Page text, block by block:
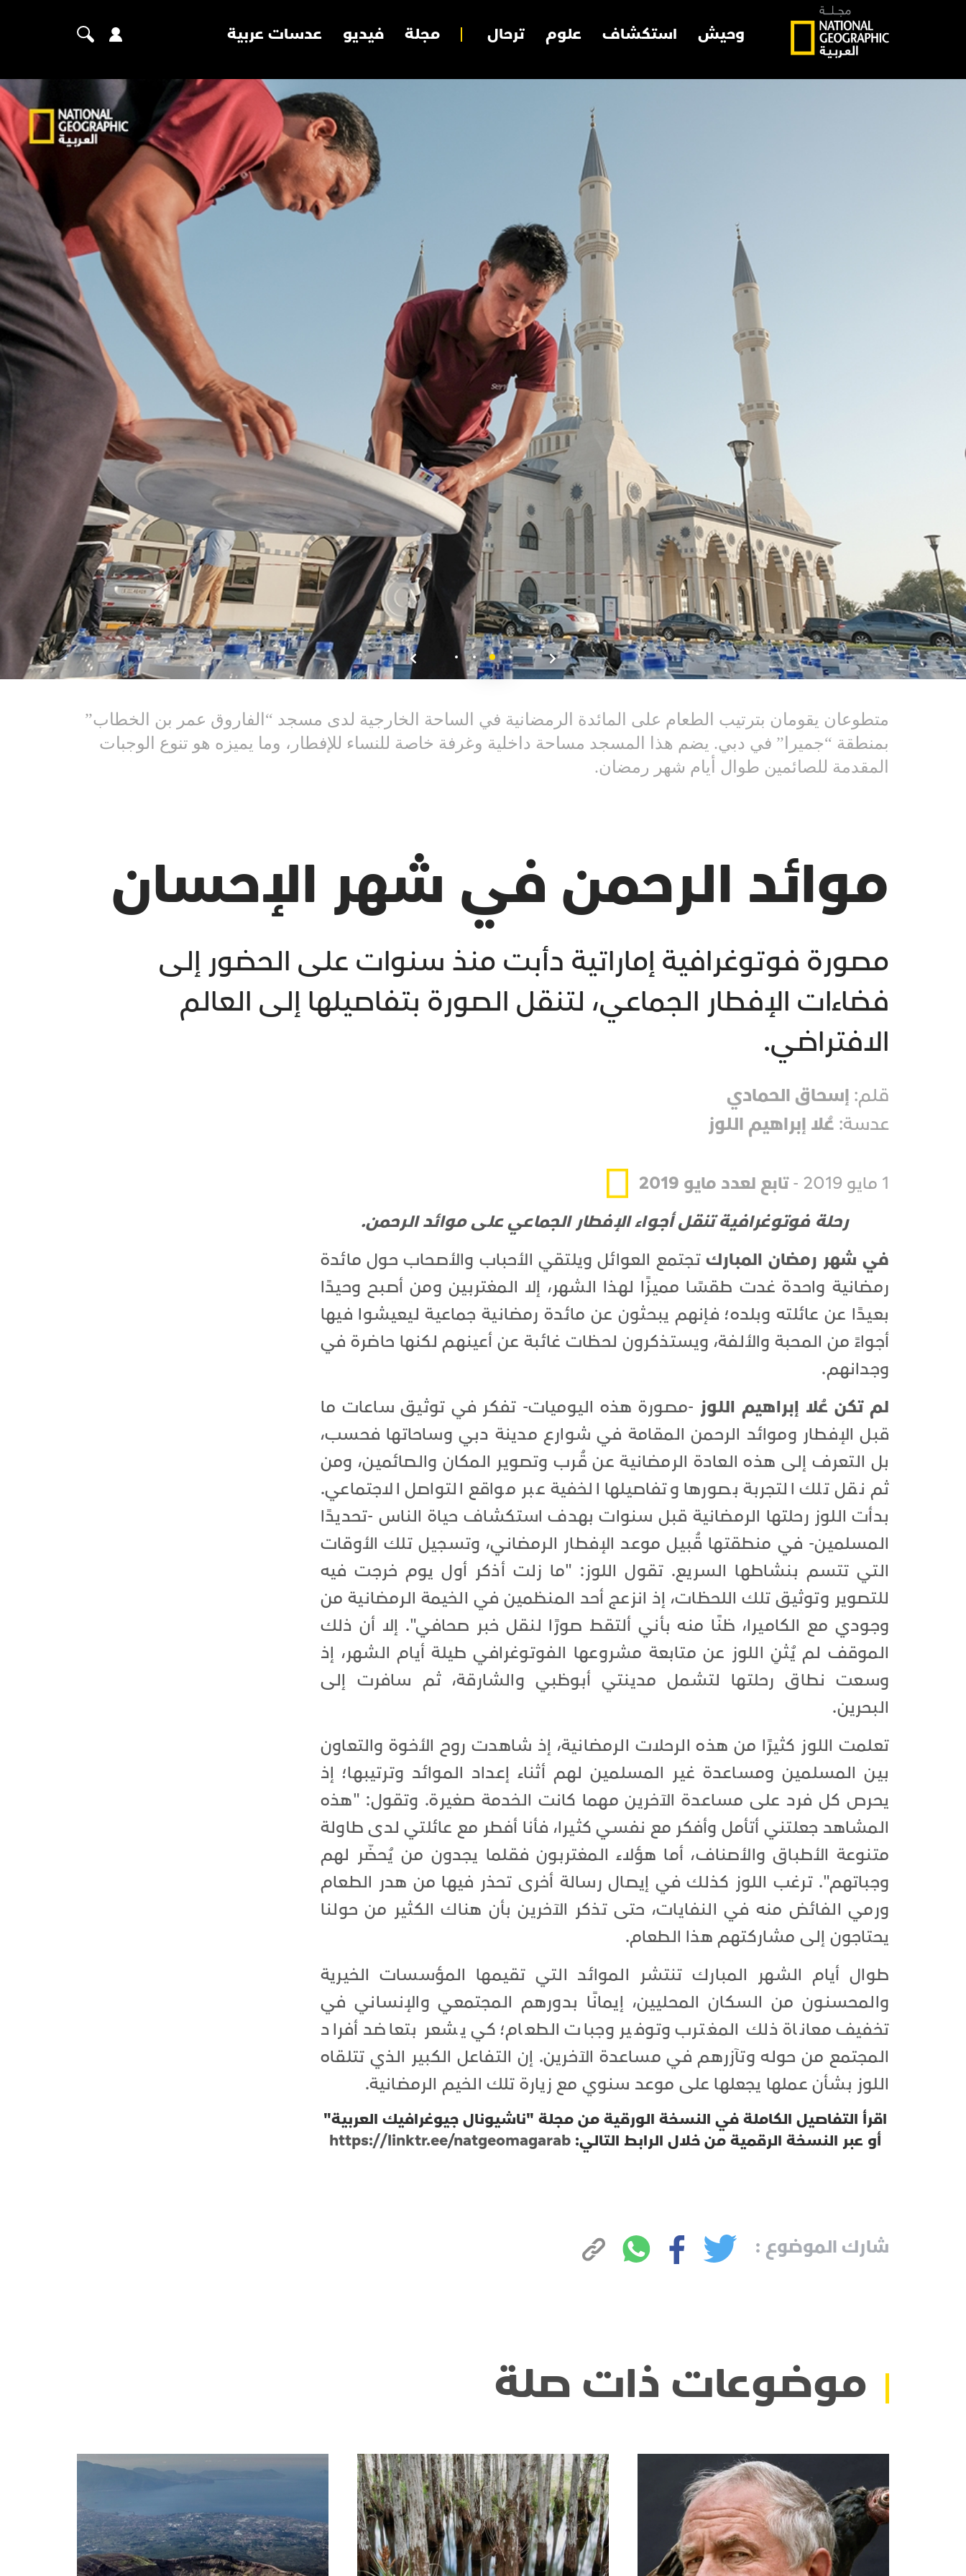
وحيش استكشاف علوم ترحال مجلة فيديو عدسات عربية
متطوعان يقومان بترتيب الطعام على المائدة الرمضانية في الساحة الخارجية لدى مسجد “الفاروق عمر بن الخطاب”
بمنطقة “جميرا” في دبي. يضم هذا المسجد مساحة داخلية وغرفة خاصة للنساء للإفطار، وما يميزه هو تنوع الوجبات
المقدمة للصائمين طوال أيام شهر رمضان.
موائد الرحمن في شهر الإحسان
مصورة فوتوغرافية إماراتية دأبت منذ سنوات على الحضور إلى
فضاءات الإفطار الجماعي، لتنقل الصورة بتفاصيلها إلى العالم
الافتراضي.
قلم: إسحاق الحمادي
عدسة: عُلا إبراهيم اللوز
1 مايو 2019 -
تابع لعدد مايو 2019
رحلة فوتوغرافية تنقل أجواء الإفطار الجماعي على موائد الرحمن.
في شهر رمضان المباركتجتمع العوائل ويلتقي الأحباب والأصحاب حول مائدة
رمضانية واحدة غدت طقسًا مميزًا لهذا الشهر، إلا المغتربين ومن أصبح وحيدًا
بعيدًا عن عائلته وبلده؛ فإنهم يبحثون عن مائدة رمضانية جماعية ليعيشوا فيها
أجواءً من المحبة والألفة، ويستذكرون لحظات غائبة عن أعينهم لكنها حاضرة في
وجدانهم.
لم تكن عُلا إبراهيم اللوز -مصورة هذه اليوميات- تفكر في توثيق ساعات ما
قبل الإفطار وموائد الرحمن المقامة في شوارع مدينة دبي وساحاتها فحسب،
بل التعرف إلى هذه العادة الرمضانية عن قُرب وتصوير المكان والصائمين، ومن
ثم نقل تلك التجربة بصورها وتفاصيلها الخفية عبر مواقع التواصل الاجتماعي.
بدأت اللوز رحلتها الرمضانية قبل سنوات بهدف استكشاف حياة الناس -تحديدًا
المسلمين- في منطقتها قُبيل موعد الإفطار الرمضاني، وتسجيل تلك الأوقات
التي تتسم بنشاطها السريع. تقول اللوز: "ما زلت أذكر أول يوم خرجت فيه
للتصوير وتوثيق تلك اللحظات، إذ انزعج أحد المنظمين في الخيمة الرمضانية من
وجودي مع الكاميرا، ظنًا منه بأني ألتقط صورًا لنقل خبر صحافي". إلا أن ذلك
الموقف لم يُثنِ اللوز عن متابعة مشروعها الفوتوغرافي طيلة أيام الشهر، إذ
وسعت نطاق رحلتها لتشمل مدينتي أبوظبي والشارقة، ثم سافرت إلى
البحرين.
تعلمت اللوز كثيرًا من هذه الرحلات الرمضانية، إذ شاهدت روح الأخوة والتعاون
بين المسلمين ومساعدة غير المسلمين لهم أثناء إعداد الموائد وترتيبها؛ إذ
يحرص كل فرد على مساعدة الآخرين مهما كانت الخدمة صغيرة. وتقول: "هذه
المشاهد جعلتني أتأمل وأفكر مع نفسي كثيرا، فأنا أفطر مع عائلتي لدى طاولة
متنوعة الأطباق والأصناف، أما هؤلاء المغتربون فقلما يجدون من يُحضّر لهم
وجباتهم". ترغب اللوز كذلك في إيصال رسالة أخرى تحذر فيها من هدر الطعام
ورمي الفائض منه في النفايات، حتى تذكر الآخرين بأن هناك الكثير من حولنا
يحتاجون إلى مشاركتهم هذا الطعام.
طوال أيام الشهر المبارك تنتشر الموائد التي تقيمها المؤسسات الخيرية
والمحسنون من السكان المحليين، إيمانًا بدورهم المجتمعي والإنساني في
تخفيف معاناة ذلك المغترب وتوفير وجبات الطعام؛ كي يشعر بتعاضد أفراد
المجتمع من حوله وتآزرهم في مساعدة الآخرين. إن التفاعل الكبير الذي تتلقاه
اللوز بشأن عملها يجعلها على موعد سنوي مع زيارة تلك الخيم الرمضانية.
اقرأ التفاصيل الكاملة في النسخة الورقية من مجلة "ناشيونال جيوغرافيك العربية"
أو عبر النسخة الرقمية من خلال الرابط التالي:https://linktr.ee/natgeomagarab
شارك الموضوع :
موضوعات ذات صلة